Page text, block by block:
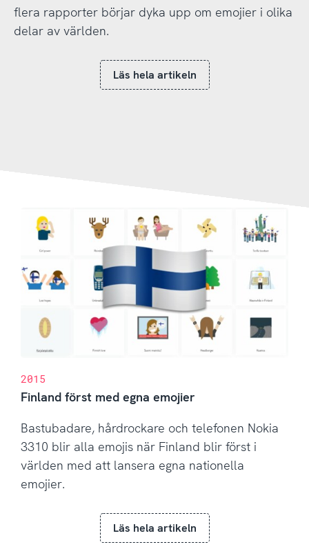
flera rapporter börjar dyka upp om emojier i olika
delar av världen.
Läs hela artikeln
2015
Finland först med egna emojier
Bastubadare, hårdrockare och telefonen Nokia
3310 blir alla emojis när Finland blir först i
världen med att lansera egna nationella
emojier.
Läs hela artikeln